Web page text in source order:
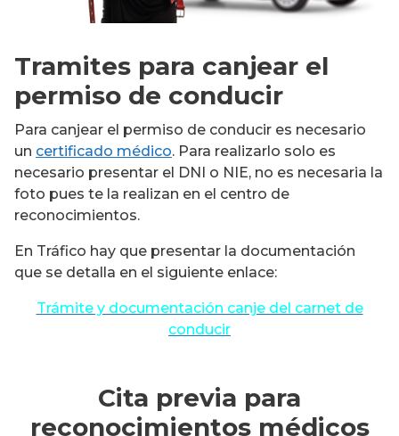
Tramites para canjear el
permiso de conducir
Para canjear el permiso de conducir es necesario
un certificado médico. Para realizarlo solo es
necesario presentar el DNI o NIE, no es necesaria la
foto pues te la realizan en el centro de
reconocimientos.
En Tráfico hay que presentar la documentación
que se detalla en el siguiente enlace:
Trámite y documentación canje del carnet de
conducir
Cita previa para
reconocimientos médicos